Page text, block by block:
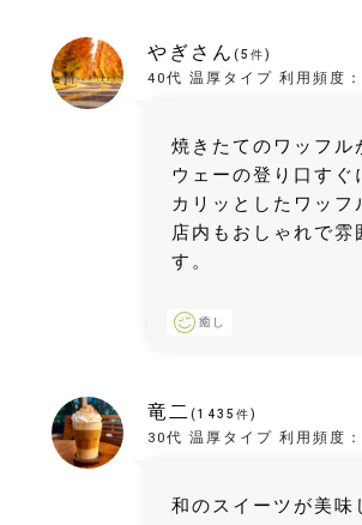
やぎさん (5 件)
40代 温厚タイプ 利用頻度：
焼きたてのワッフ
ウェーの登り口すぐ
カリッとしたワッフ
店内もおしゃれで雰
す。
癒し
竜二(1435 件)
30代 温厚タイプ 利用頻度：
和のスイーツが美味